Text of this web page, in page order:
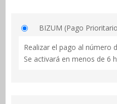
BIZUM (Pago
Realizar el pago al número
Se activará en menos de 6